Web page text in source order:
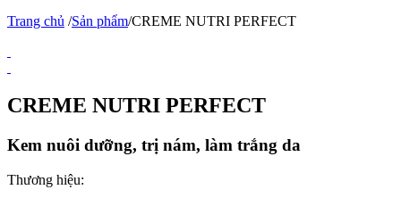
Trang chủ /Sản phẩm/CREME NUTRI PERFECT
CREME NUTRI PERFECT
Kem nuôi dưỡng, trị nám, làm trắng da
Thương hiệu: